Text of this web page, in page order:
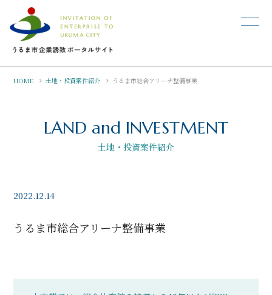
HOME 土地・投資案件紹介 うるま市総合アリーナ整備事業
LAND and INVESTMENT
土地・投資案件紹介
2022.12.14
うるま市総合アリーナ整備事業